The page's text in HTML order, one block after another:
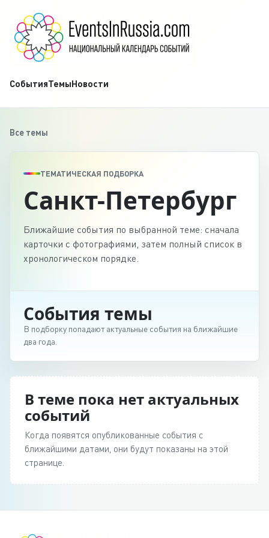
СобытияТемыНовости
Все темы
ТЕМАТИЧЕСКАЯ ПОДБОРКА
Санкт-Петербург
Ближайшие события по выбранной теме: сначала
карточки с фотографиями, затем полный список в
хронологическом порядке.
События темы
В подборку попадают актуальные события на ближайшие
два года.
В теме пока нет актуальных
событий
Когда появятся опубликованные события с
ближайшими датами, они будут показаны на этой
странице.